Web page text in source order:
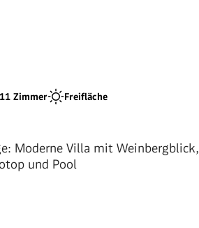
11 Zimmer Freifläche
Moderne Villa mit Weinbergblick,
und Pool